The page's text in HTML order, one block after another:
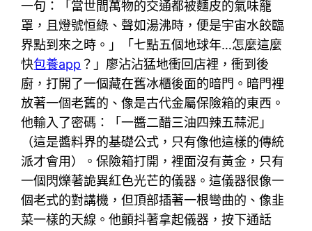
一句：「當世間萬物的交通都被麵皮的氣味籠
罩，且燈號恒綠、聲如湯沸時，便是宇宙水餃臨
界點到來之時。」「七點五個地球年…怎麼這麼
快包養app ？」廖沾沾猛地衝回店裡，衝到後
廚，打開了一個藏在舊冰櫃後面的暗門。暗門裡
放著一個老舊的、像是古代金屬保險箱的東西。
他輸入了密碼：「一醬二醋三油四辣五蒜泥」
（這是醬料界的基礎公式，只有像他這樣的傳統
派才會用）。保險箱打開，裡面沒有黃金，只有
一個閃爍著詭異紅色光芒的儀器。這儀器很像一
個老式的對講機，但頂部插著一根彎曲的、像韭
菜一樣的天線。他顫抖著拿起儀器，按下通話